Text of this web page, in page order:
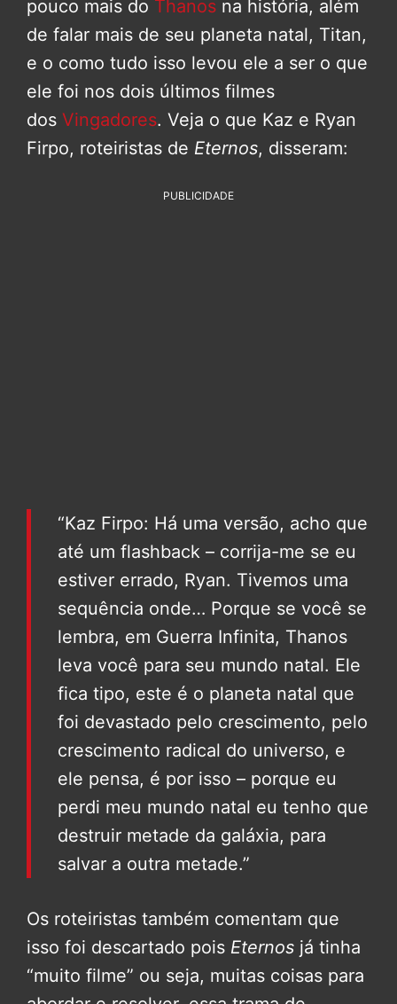
pouco mais do Thanos na história, além
de falar mais de seu planeta natal, Titan,
e o como tudo isso levou ele a ser o que
ele foi nos dois últimos filmes
dos Vingadores. Veja o que Kaz e Ryan
Firpo, roteiristas de Eternos, disseram:
PUBLICIDADE
“Kaz Firpo: Há uma versão, acho que
até um flashback – corrija-me se eu
estiver errado, Ryan. Tivemos uma
sequência onde… Porque se você se
lembra, em Guerra Infinita, Thanos
leva você para seu mundo natal. Ele
fica tipo, este é o planeta natal que
foi devastado pelo crescimento, pelo
crescimento radical do universo, e
ele pensa, é por isso – porque eu
perdi meu mundo natal eu tenho que
destruir metade da galáxia, para
salvar a outra metade.”
Os roteiristas também comentam que
isso foi descartado pois Eternos já tinha
“muito filme” ou seja, muitas coisas para